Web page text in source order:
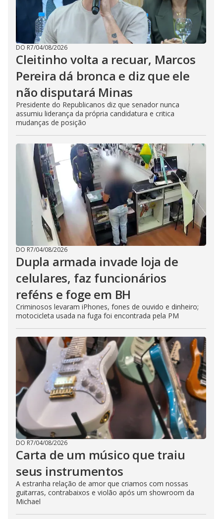
DO R7/04/08/2026
Cleitinho volta a recuar, Marcos
Pereira dá bronca e diz que ele
não disputará Minas
Presidente do Republicanos diz que senador nunca
assumiu liderança da própria candidatura e critica
mudanças de posição
DO R7/04/08/2026
Dupla armada invade loja de
celulares, faz funcionários
reféns e foge em BH
Criminosos levaram iPhones, fones de ouvido e dinheiro;
motocicleta usada na fuga foi encontrada pela PM
DO R7/04/08/2026
Carta de um músico que traiu
seus instrumentos
A estranha relação de amor que criamos com nossas
guitarras, contrabaixos e violão após um showroom da
Michael